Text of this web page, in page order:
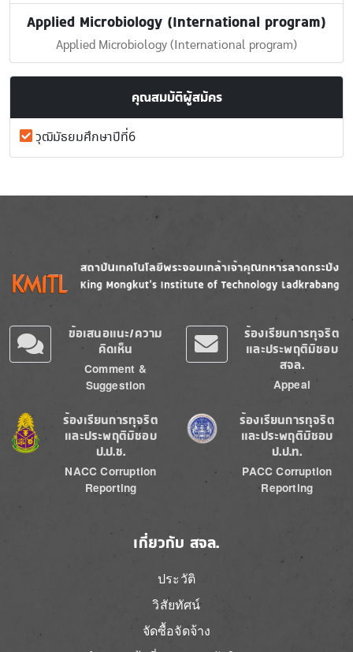
Applied Microbiology (International program)
Applied Microbiology (International program)
คุณสมบัติผู้สมัคร
วุฒิมัธยมศึกษาปีที่6
Image
ข้อเสนอแนะ/ความ
คิดเห็น
Comment &
Suggestion
ร้องเรียนการทุจริต
และประพฤติมิชอบ
สจล.
Appeal
Image
ร้องเรียนการทุจริต
และประพฤติมิชอบ
ป.ป.ช.
NACC Corruption
Reporting
Image
ร้องเรียนการทุจริต
และประพฤติมิชอบ
ป.ป.ท.
PACC Corruption
Reporting
เกี่ยวกับ สจล.
ประวัติ
วิสัยทัศน์
จัดซื้อจัดจ้าง